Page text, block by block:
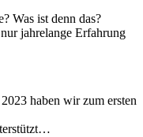
Was ist denn das?
jahrelange Erfahrung
haben wir zum ersten